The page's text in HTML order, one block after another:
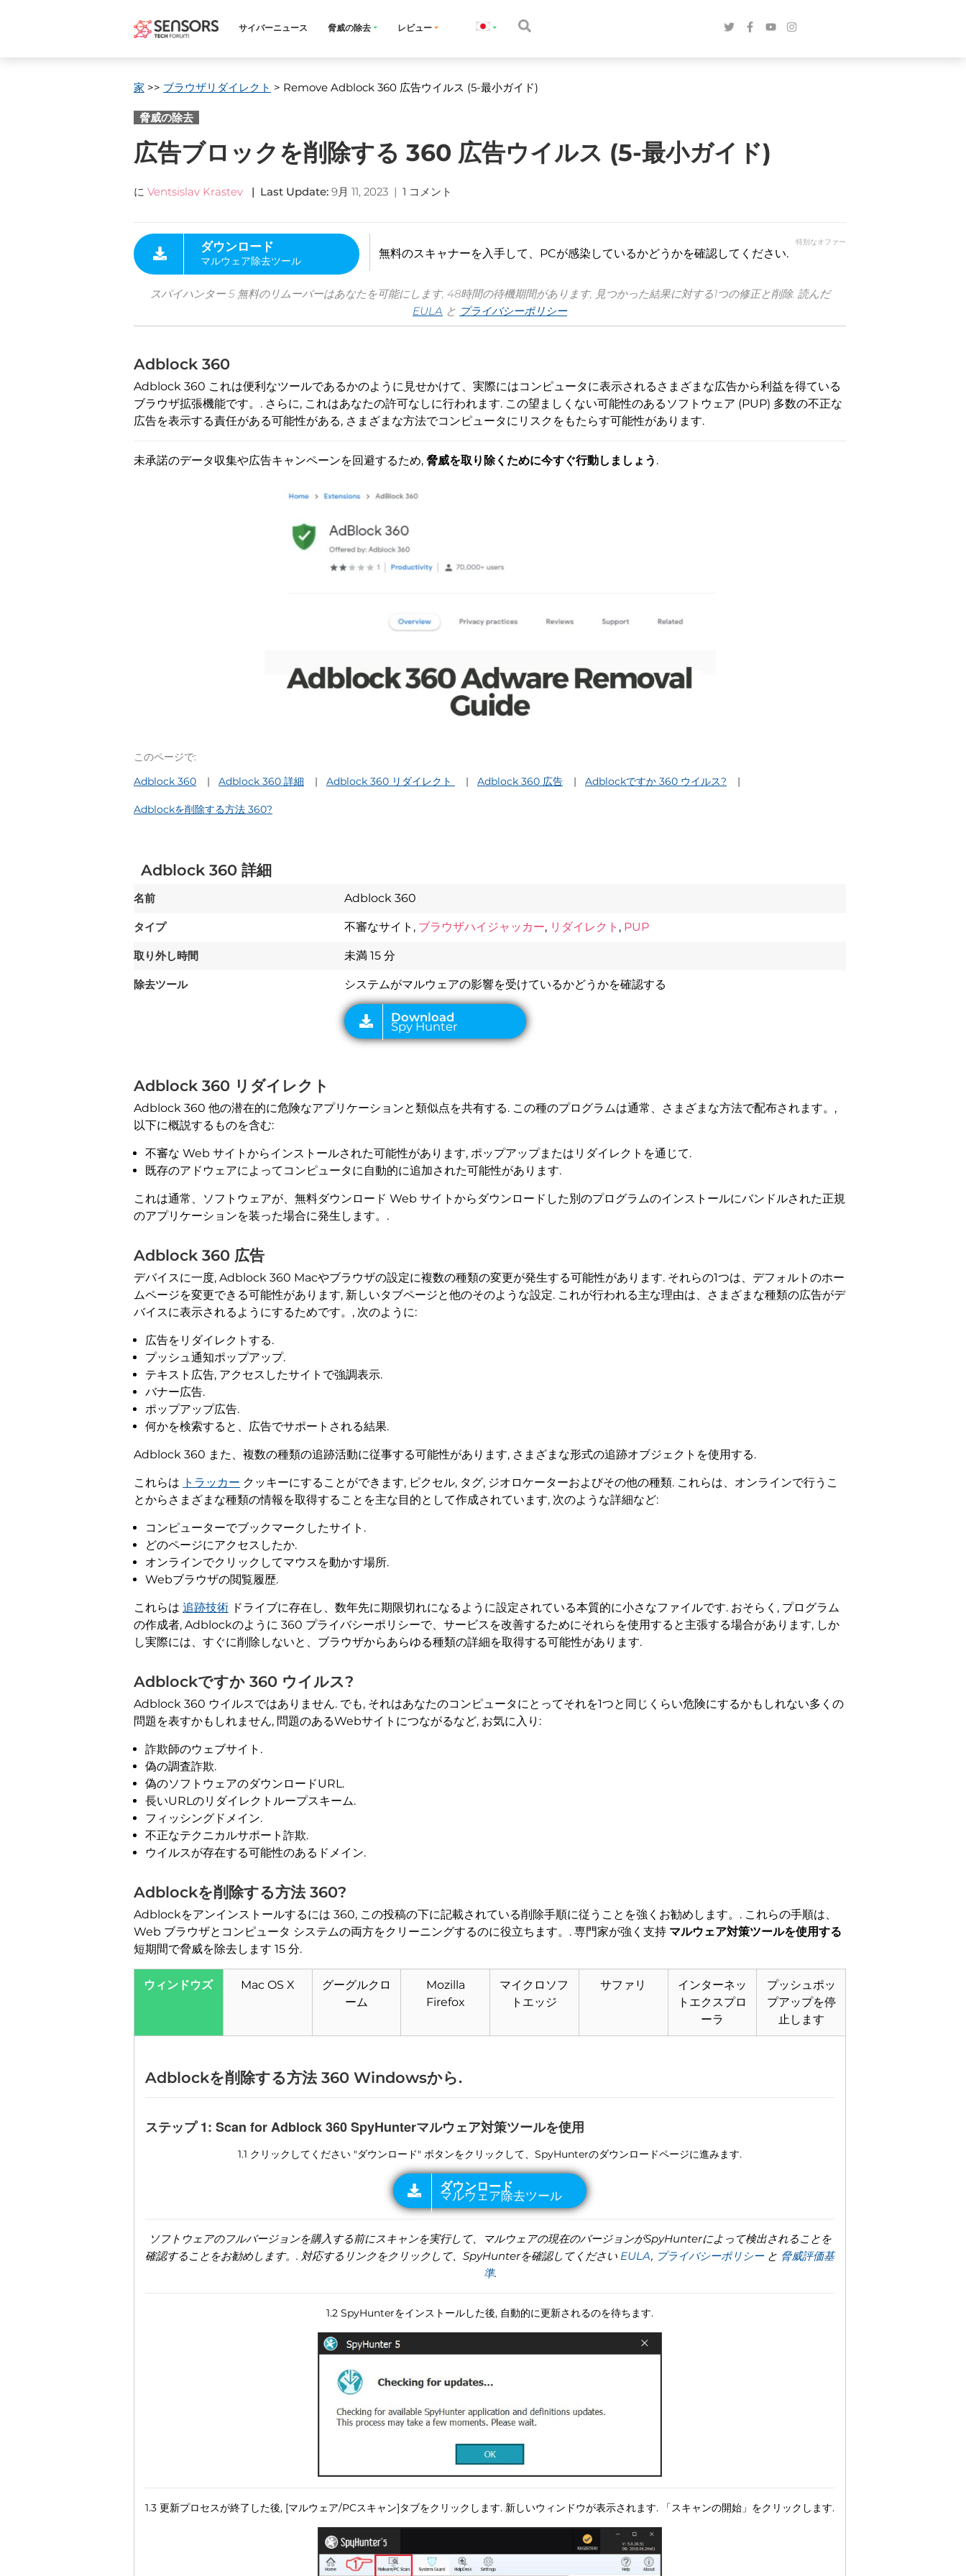
サイバーニュース 脅威の除去 レビュー
家 >> ブラウザリダイレクト > Remove Adblock 360 広告ウイルス (5-最小ガイド)
脅威の除去
広告ブロックを削除する 360 広告ウイルス (5-最小ガイド)
に Ventsislav Krastev | Last Update: 9月 11, 2023 | 1 コメント
特別なオファー
マルウェア除去ツール
無料のスキャナーを入手して、PCが感染しているかどうかを確認してください.
スパイハンター 5 無料のリムーバーはあなたを可能にします, 48時間の待機期間があります, 見つかった結果に対する1つの修正と削除. 読んだ
EULA と プライバシーポリシー
Adblock 360
Adblock 360 これは便利なツールであるかのように見せかけて、実際にはコンピュータに表示されるさまざまな広告から利益を得ている
ブラウザ拡張機能です。. さらに, これはあなたの許可なしに行われます. この望ましくない可能性のあるソフトウェア (PUP) 多数の不正な
広告を表示する責任がある可能性がある, さまざまな方法でコンピュータにリスクをもたらす可能性があります.
未承諾のデータ収集や広告キャンペーンを回避するため, 脅威を取り除くために今すぐ行動しましょう .
このページで:
Adblock 360
Adblock 360 詳細 Adblock 360 リダイレクト Adblock 360 広告 Adblockですか 360 ウイルス?
Adblockを削除する方法 360?
Adblock 360 詳細
名前 Adblock 360
タイプ 不審なサイト, ブラウザハイジャッカー, リダイレクト , PUP
取り外し時間 未満 15 分
除去ツール システムがマルウェアの影響を受けているかどうかを確認する
Download
Spy Hunter
Adblock 360 リダイレクト
Adblock 360 他の潜在的に危険なアプリケーションと類似点を共有する. この種のプログラムは通常、さまざまな方法で配布されます。,
以下に概説するものを含む:
不審な Web サイトからインストールされた可能性があります, ポップアップまたはリダイレクトを通じて.
既存のアドウェアによってコンピュータに自動的に追加された可能性があります.
これは通常、ソフトウェアが、無料ダウンロード Web サイトからダウンロードした別のプログラムのインストールにバンドルされた正規
のアプリケーションを装った場合に発生します。.
Adblock 360 広告
デバイスに一度, Adblock 360 Macやブラウザの設定に複数の種類の変更が発生する可能性があります. それらの1つは、デフォルトのホー
ムページを変更できる可能性があります, 新しいタブページと他のそのような設定. これが行われる主な理由は、さまざまな種類の広告がデ
バイスに表示されるようにするためです。, 次のように:
広告をリダイレクトする.
プッシュ通知ポップアップ.
テキスト広告, アクセスしたサイトで強調表示.
バナー広告.
ポップアップ広告.
何かを検索すると、広告でサポートされる結果.
Adblock 360 また、複数の種類の追跡活動に従事する可能性があります, さまざまな形式の追跡オブジェクトを使用する.
これらは トラッカー クッキーにすることができます, ピクセル, タグ, ジオロケーターおよびその他の種類. これらは、オンラインで行うこ
とからさまざまな種類の情報を取得することを主な目的として作成されています, 次のような詳細など:
コンピューターでブックマークしたサイト.
どのページにアクセスしたか.
オンラインでクリックしてマウスを動かす場所.
Webブラウザの閲覧履歴.
これらは 追跡技術 ドライブに存在し、数年先に期限切れになるように設定されている本質的に小さなファイルです. おそらく, プログラム
の作成者, Adblockのように 360 プライバシーポリシーで、サービスを改善するためにそれらを使用すると主張する場合があります, しか
し実際には、すぐに削除しないと、ブラウザからあらゆる種類の詳細を取得する可能性があります.
Adblockですか 360 ウイルス?
Adblock 360 ウイルスではありません. でも, それはあなたのコンピュータにとってそれを1つと同じくらい危険にするかもしれない多くの
問題を表すかもしれません, 問題のあるWebサイトにつながるなど, お気に入り:
詐欺師のウェブサイト.
偽の調査詐欺.
偽のソフトウェアのダウンロードURL.
長いURLのリダイレクトループスキーム.
フィッシングドメイン.
不正なテクニカルサポート詐欺.
ウイルスが存在する可能性のあるドメイン.
Adblockを削除する方法 360?
Adblockをアンインストールするには 360, この投稿の下に記載されている削除手順に従うことを強くお勧めします。. これらの手順は、
Web ブラウザとコンピュータ システムの両方をクリーニングするのに役立ちます。. 専門家が強く支持 マルウェア対策ツールを使用する
短期間で脅威を除去します 15 分.
ウィンドウズ Mac OS X
グーグルクロ
ーム
Mozilla
Firefox
マイクロソフ
トエッジ
サファリ
インターネッ
トエクスプロ
ーラ
プッシュポッ
プアップを停
止します
Adblockを削除する方法 360 Windowsから.
ステップ 1: Scan for Adblock360 SpyHunterマルウェア対策ツールを使用
1.1 クリックしてください "ダウンロード" ボタンをクリックして、SpyHunterのダウンロードページに進みます.
ダウンロード
マルウェア除去ツール
ソフトウェアのフルバージョンを購入する前にスキャンを実行して、マルウェアの現在のバージョンがSpyHunterによって検出されることを
確認することをお勧めします。. 対応するリンクをクリックして、SpyHunterを確認してください EULA, プライバシーポリシーと 脅威評価基
準.
1.2 SpyHunterをインストールした後, 自動的に更新されるのを待ちます.
1.3 更新プロセスが終了した後, [マルウェア/PCスキャン]タブをクリックします. 新しいウィンドウが表示されます. 「スキャンの開始」をクリックします.